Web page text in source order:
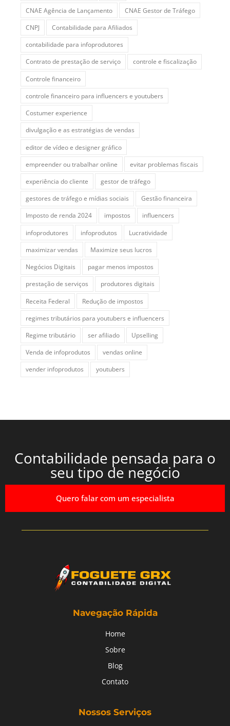
CNAE Agência de Lançamento
CNAE Gestor de Tráfego
CNPJ
Contabilidade para Afiliados
contabilidade para infoprodutores
Contrato de prestação de serviço
controle e fiscalização
Controle financeiro
controle financeiro para influencers e youtubers
Costumer experience
divulgação e as estratégias de vendas
editor de vídeo e designer gráfico
empreender ou trabalhar online
evitar problemas fiscais
experiência do cliente
gestor de tráfego
gestores de tráfego e mídias sociais
Gestão financeira
Imposto de renda 2024
impostos
influencers
infoprodutores
infoprodutos
Lucratividade
maximizar vendas
Maximize seus lucros
Negócios Digitais
pagar menos impostos
prestação de serviços
produtores digitais
Receita Federal
Redução de impostos
regimes tributários para youtubers e influencers
Regime tributário
ser afiliado
Upselling
Venda de infoprodutos
vendas online
vender infoprodutos
youtubers
Contabilidade pensada para o
seu tipo de negócio
Quero falar com um especialista
Navegação Rápida
Home
Sobre
Blog
Contato
Nossos Serviços